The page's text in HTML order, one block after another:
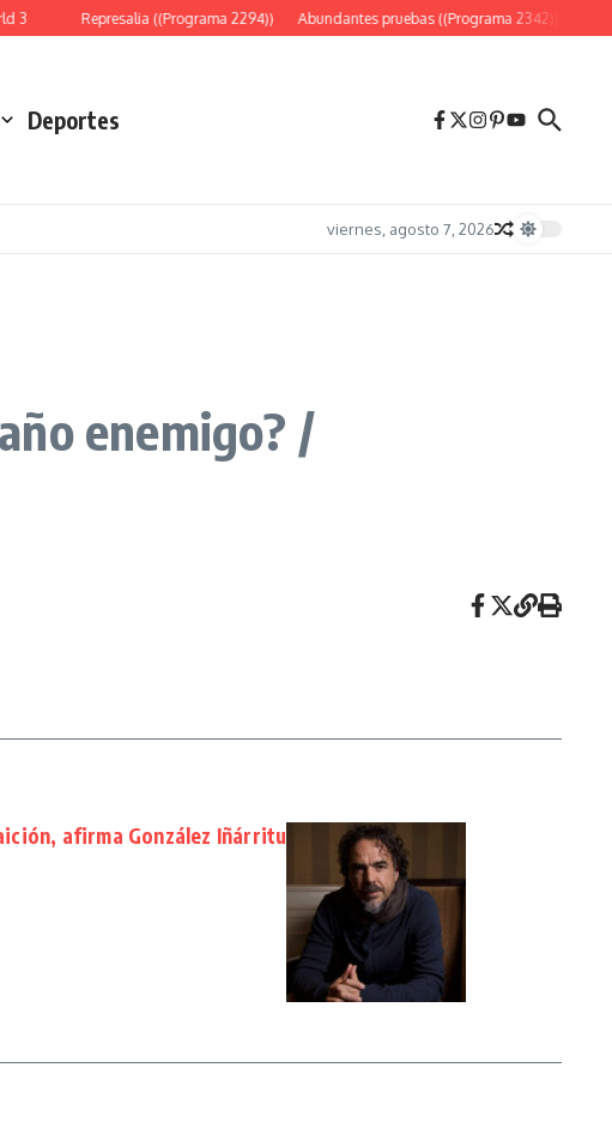
3 Represalia ((Programa 2294)) Abundantes pruebas ((Programa 2342))
Deportes
viernes, agosto 7, 2026
enemigo? /
afirma González Iñárritu